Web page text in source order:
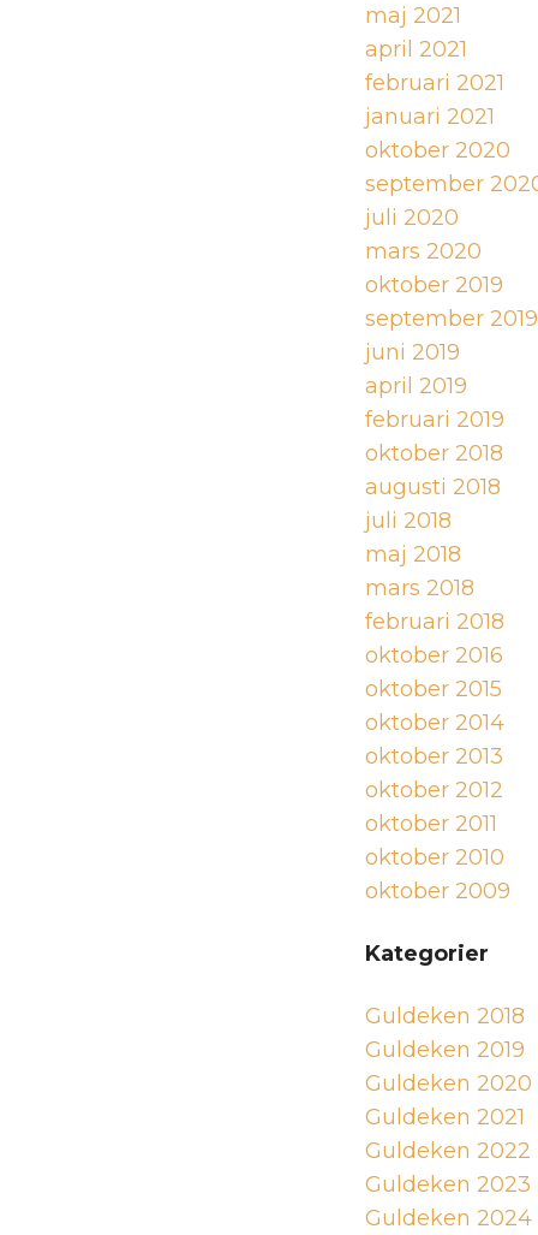
maj 2021
april 2021
februari 2021
januari 2021
oktober 2020
september
juli 2020
mars 2020
oktober 2019
september 2019
juni 2019
april 2019
februari 2019
oktober 2018
augusti 2018
juli 2018
maj 2018
mars 2018
februari 2018
oktober 2016
oktober 2015
oktober 2014
oktober 2013
oktober 2012
oktober 2011
oktober 2010
oktober 2009
Kategorier
Guldeken 2018
Guldeken 2019
Guldeken 2020
Guldeken 2021
Guldeken 2022
Guldeken 2023
Guldeken 2024